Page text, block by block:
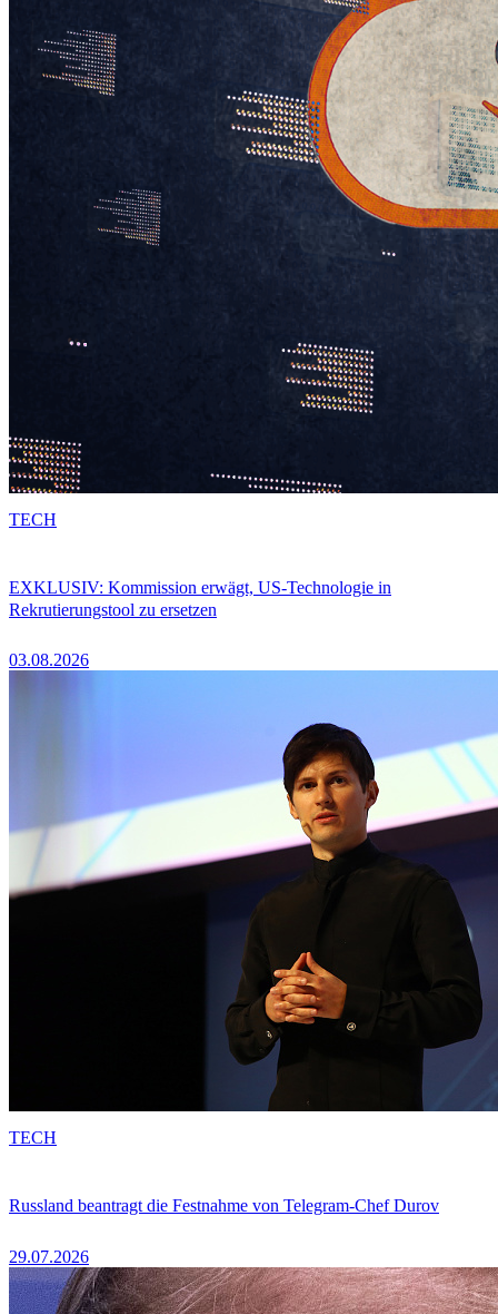
EXKLUSIV: Kommission erwägt, US-Technologie in
Rekrutierungstool zu ersetzen
03.08.2026
TECH
Russland beantragt die Festnahme von Telegram-Chef Durov
29.07.2026
TECH